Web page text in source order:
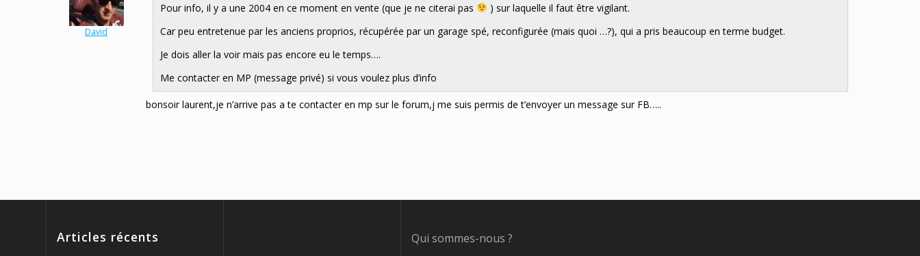
David
Pour info, il y a une 2004 en ce moment en vente (que je ne citerai pas
) sur laquelle il faut être vigilant.
Car peu entretenue par les anciens proprios, récupérée par un garage spé, reconfigurée (mais quoi …?), qui a pris beaucoup en terme budget.
Je dois aller la voir mais pas encore eu le temps….
Me contacter en MP (message privé) si vous voulez plus d’info
bonsoir laurent,je n’arrive pas a te contacter en mp sur le forum,j me suis permis de t’envoyer un message sur FB…..
Articles récents
Qui sommes-nous ?